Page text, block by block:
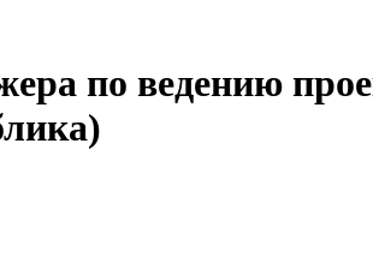
по ведению